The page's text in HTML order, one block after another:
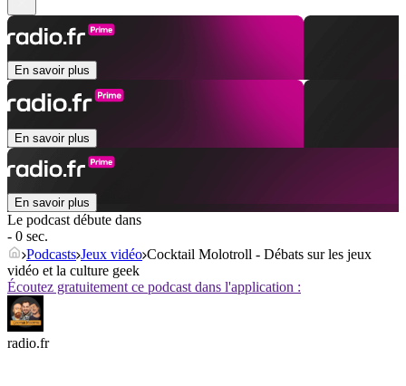
En savoir plus
En savoir plus
En savoir plus
Le podcast débute dans
- 0 sec.
Podcasts Jeux vidéo Cocktail Molotroll - Débats sur les jeux
vidéo et la culture geek
Écoutez gratuitement ce podcast dans l'application :
radio.fr